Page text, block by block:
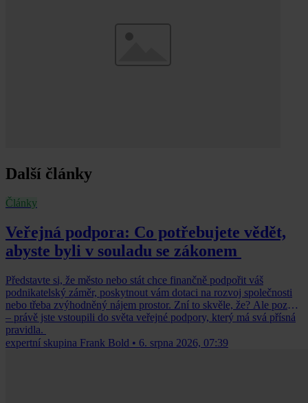
Další články
Články
Veřejná podpora: Co potřebujete vědět,
abyste byli v souladu se zákonem
Představte si, že město nebo stát chce finančně podpořit váš
podnikatelský záměr, poskytnout vám dotaci na rozvoj společnosti
nebo třeba zvýhodněný nájem prostor. Zní to skvěle, že? Ale pozor
– právě jste vstoupili do světa veřejné podpory, který má svá přísná
pravidla.
expertní skupina Frank Bold • 6. srpna 2026, 07:39